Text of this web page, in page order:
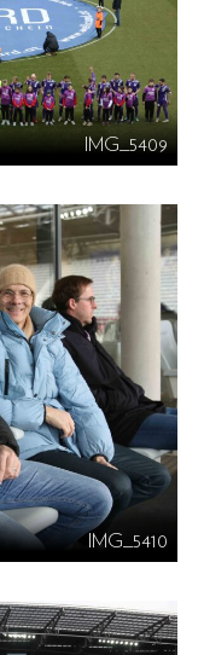
IMG_5409
IMG_5410